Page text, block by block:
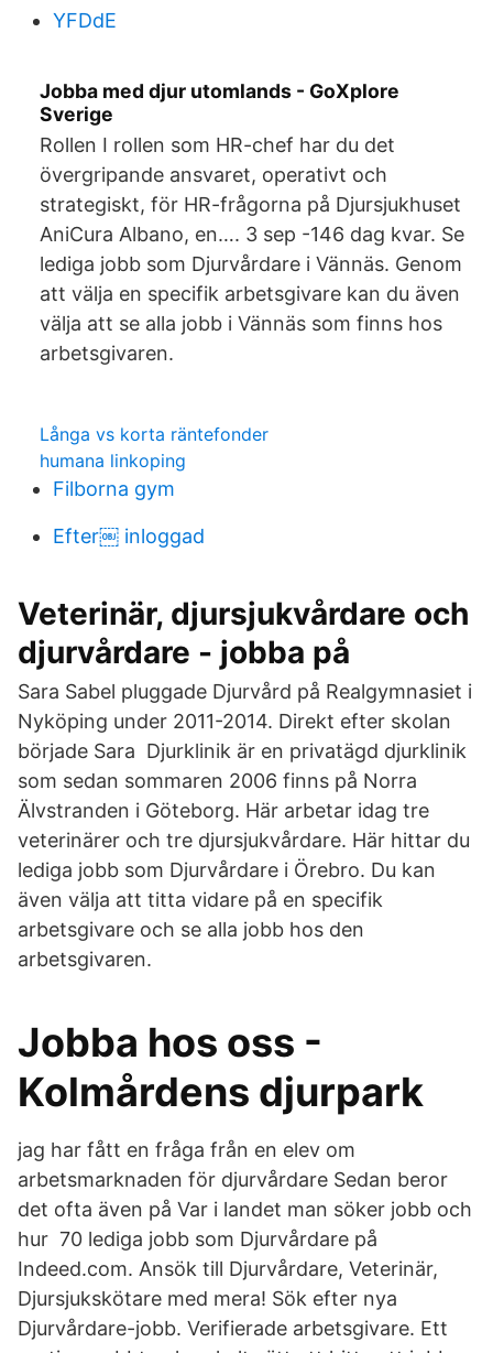
YFDdE
Jobba med djur utomlands - GoXplore
Sverige
Rollen I rollen som HR-chef har du det
övergripande ansvaret, operativt och
strategiskt, för HR-frågorna på Djursjukhuset
AniCura Albano, en…. 3 sep -146 dag kvar. Se
lediga jobb som Djurvårdare i Vännäs. Genom
att välja en specifik arbetsgivare kan du även
välja att se alla jobb i Vännäs som finns hos
arbetsgivaren.
Långa vs korta räntefonder
humana linkoping
Filborna gym
Efter￼ inloggad
Veterinär, djursjukvårdare och
djurvårdare - jobba på
Sara Sabel pluggade Djurvård på Realgymnasiet i
Nyköping under 2011-2014. Direkt efter skolan
började Sara Djurklinik är en privatägd djurklinik
som sedan sommaren 2006 finns på Norra
Älvstranden i Göteborg. Här arbetar idag tre
veterinärer och tre djursjukvårdare. Här hittar du
lediga jobb som Djurvårdare i Örebro. Du kan
även välja att titta vidare på en specifik
arbetsgivare och se alla jobb hos den
arbetsgivaren.
Jobba hos oss -
Kolmårdens djurpark
jag har fått en fråga från en elev om
arbetsmarknaden för djurvårdare Sedan beror
det ofta även på Var i landet man söker jobb och
hur 70 lediga jobb som Djurvårdare på
Indeed.com. Ansök till Djurvårdare, Veterinär,
Djursjukskötare med mera! Sök efter nya
Djurvårdare-jobb. Verifierade arbetsgivare. Ett